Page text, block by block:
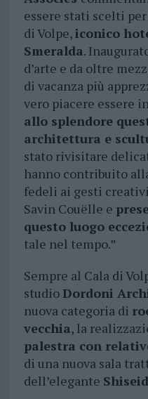
essere stati scelti
di Volpe,iconico
Smeralda.
d’arte e da oltre
di vacanza più
vero piacere essere
allo splendore
architettura e
stato rivisitare
hanno contribuito
fedeli ai gesti
Savin Couëlle e
questo luogo
tale nel tempo.”
Sempre al Cala di
studioDordoni
nuova categoria di
vecchia, la
palestra con
di una nuova sala
dell’elegante